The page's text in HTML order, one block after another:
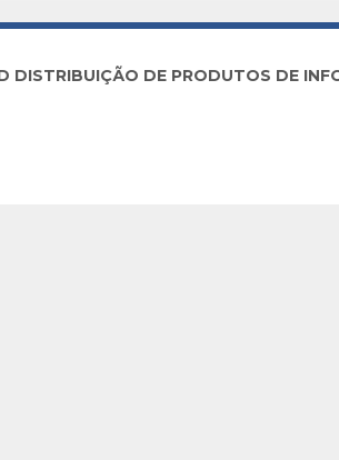
DISTRIBUIÇÃO DE PRODUTOS DE